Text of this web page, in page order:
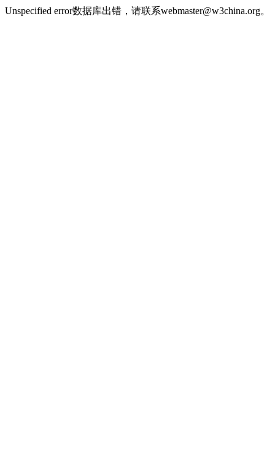
Unspecified error数据库出错，请联系webmaster@w3china.org。